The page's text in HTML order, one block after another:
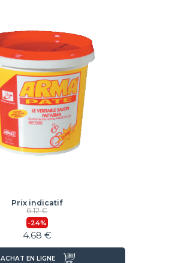
Prix indicatif
6.12 €
-24%
4.68 €
ACHAT EN LIGNE